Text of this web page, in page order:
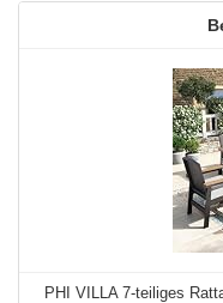
PHI VILLA 7-teiliges